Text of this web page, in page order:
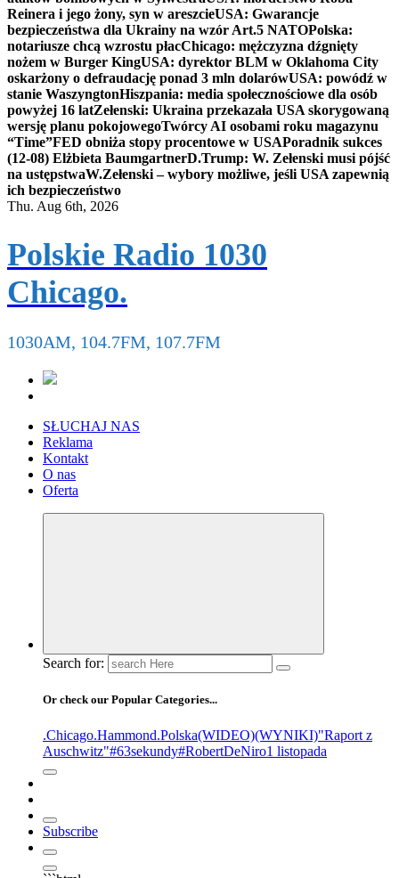
Reinera i jego żony, syn w areszcieUSA: Gwarancje
bezpieczeństwa dla Ukrainy na wzór Art.5 NATOPolska:
notariusze chcą wzrostu płacChicago: mężczyzna dźgnięty
nożem w Burger KingUSA: dyrektor BLM w Oklahoma City
oskarżony o defraudację ponad 3 mln dolarówUSA: powódź w
stanie WaszyngtonHiszpania: media społecznościowe dla osób
powyżej 16 latZełenski: Ukraina przekazała USA skorygowaną
wersję planu pokojowegoTwórcy AI osobami roku magazynu
“Time”FED obniża stopy procentowe w USAPoradnik sukces
(12-08) Elżbieta BaumgartnerD.Trump: W. Zełenski musi pójść
na ustępstwaW.Zełenski – wybory możliwe, jeśli USA zapewnią
ich bezpieczeństwo
Thu. Aug 6th, 2026
Polskie Radio 1030
Chicago.
1030AM, 104.7FM, 107.7FM
SŁUCHAJ NAS
Reklama
Kontakt
O nas
Oferta
Search for:
Or check our Popular Categories...
.Chicago.Hammond.Polska(WIDEO)(WYNIKI)"Raport z
Auschwitz"#63sekundy#RobertDeNiro1 listopada
Subscribe